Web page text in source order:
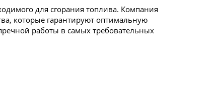
для сгорания топлива. Компания
которые гарантируют оптимальную
работы в самых требовательных